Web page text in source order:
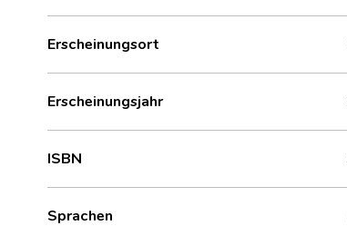
Erscheinungsort
Erscheinungsjahr
ISBN
Sprachen